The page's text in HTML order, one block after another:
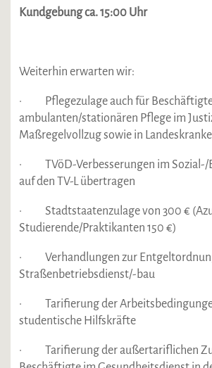
Kundgebung ca. 15:00 Uhr
Weiterhin erwarten wir:
· Pflegezulage auch für
ambulanten/stationären Pflege im
Maßregelvollzug sowie in
· TVöD-Verbesserungen im Sozial-/
auf den TV-L übertragen
· Stadtstaatenzulage von 300 €
Studierende/Praktikanten 150 €)
· Verhandlungen zur
Straßenbetriebsdienst/-bau
· Tarifierung der
studentische Hilfskräfte
· Tarifierung der außertariflichen